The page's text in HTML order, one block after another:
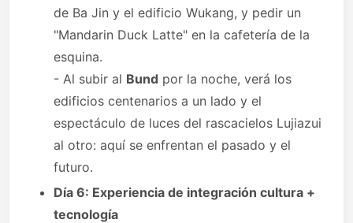
de Ba Jin y el edificio Wukang, y pedir un
"Mandarin Duck Latte" en la cafetería de la
esquina.
- Al subir al Bund por la noche, verá los
edificios centenarios a un lado y el
espectáculo de luces del rascacielos Lujiazui
al otro: aquí se enfrentan el pasado y el
futuro.
Día 6: Experiencia de integración cultura +
tecnología